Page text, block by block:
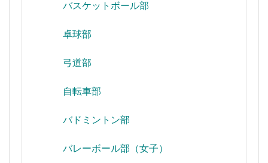
バスケットボール部
卓球部
弓道部
自転車部
バドミントン部
バレーボール部（女子）